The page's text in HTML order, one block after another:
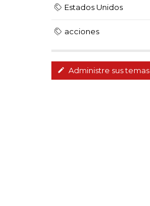
Estados Unidos
acciones
Administre sus temas